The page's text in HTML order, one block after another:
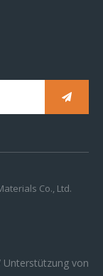
Co., Ltd.
Unterstützung von